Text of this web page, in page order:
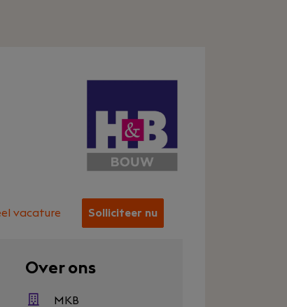
vacature Solliciteer nu
Over ons
MKB